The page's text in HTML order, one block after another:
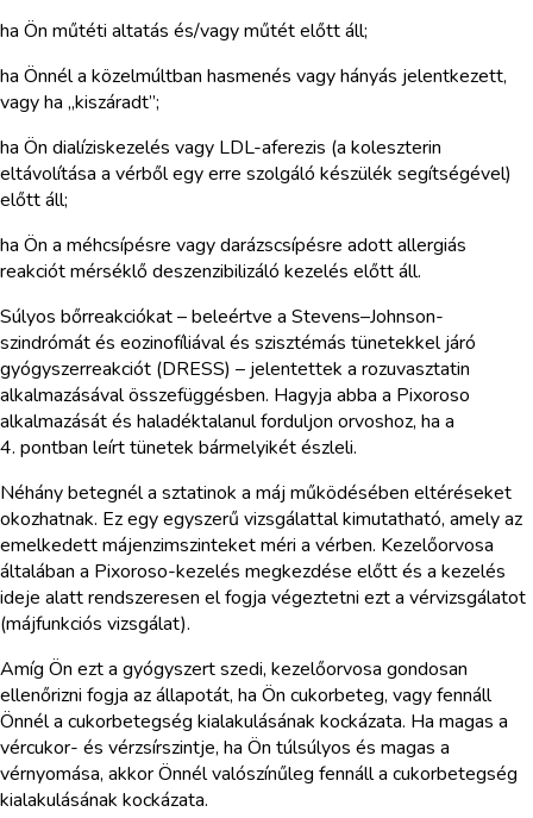
ha Ön műtéti altatás és/vagy műtét előtt áll;
ha Önnél a közelmúltban hasmenés vagy hányás jelentkezett,
vagy ha „kiszáradt”;
ha Ön dialíziskezelés vagy LDL-aferezis (a koleszterin
eltávolítása a vérből egy erre szolgáló készülék segítségével)
előtt áll;
ha Ön a méhcsípésre vagy darázscsípésre adott allergiás
reakciót mérséklő deszenzibilizáló kezelés előtt áll.
Súlyos bőrreakciókat – beleértve a Stevens–Johnson-
szindrómát és eozinofíliával és szisztémás tünetekkel járó
gyógyszerreakciót (DRESS) – jelentettek a rozuvasztatin
alkalmazásával összefüggésben. Hagyja abba a Pixoroso
alkalmazását és haladéktalanul forduljon orvoshoz, ha a
4. pontban leírt tünetek bármelyikét észleli.
Néhány betegnél a sztatinok a máj működésében eltéréseket
okozhatnak. Ez egy egyszerű vizsgálattal kimutatható, amely az
emelkedett májenzimszinteket méri a vérben. Kezelőorvosa
általában a Pixoroso-kezelés megkezdése előtt és a kezelés
ideje alatt rendszeresen el fogja végeztetni ezt a vérvizsgálatot
(májfunkciós vizsgálat).
Amíg Ön ezt a gyógyszert szedi, kezelőorvosa gondosan
ellenőrizni fogja az állapotát, ha Ön cukorbeteg, vagy fennáll
Önnél a cukorbetegség kialakulásának kockázata. Ha magas a
vércukor- és vérzsírszintje, ha Ön túlsúlyos és magas a
vérnyomása, akkor Önnél valószínűleg fennáll a cukorbetegség
kialakulásának kockázata.